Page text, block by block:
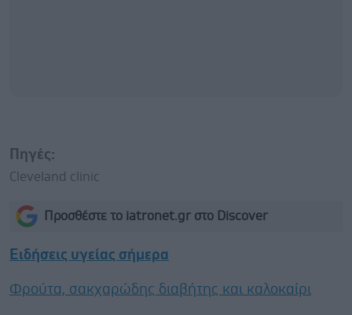
Πηγές:
Cleveland clinic
Προσθέστε το iatronet.gr στο Discover
Ειδήσεις υγείας σήμερα
Φρούτα, σακχαρώδης διαβήτης και καλοκαίρι